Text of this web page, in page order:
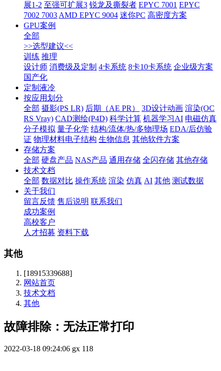
展1-2 至强可扩展3 锐龙及撕裂者 EPYC 7001 EPYC
7002 7003 AMD EPYC 9004 迷你PC 高密度方案
GPU案例
全部
>>选型建议<<
训练 推理
设计师 消费级及定制 4卡系统 8卡10卡系统 企业级方案
国产化
定制液冷
按应用划分
全部 摄影(PS LR) 后期（AE PR） 3D设计动画 渲染(OC
RS Vray) CAD测绘(P4D) 科学计算 机器学习AI 电磁仿真
分子模拟 量子化学 结构/流体/热/多物理场 EDA/后仿验
证 物理材料电子结构 生物信息 其他软件方案
存储方案
全部 硬盘产品 NAS产品 通用存储 全闪存储 其他存储
技术文档
全部 数据对比 操作系统 渲染 仿真 AI 其他 测试数据
关于我们
留言反馈 售后说明 联系我们
成功案例
高校客户
人才招募 资料下载
其他
[18915339688]
网站首页
技术文档
其他
故障排除：无法正常打印
2022-03-18 09:24:06 gx 118